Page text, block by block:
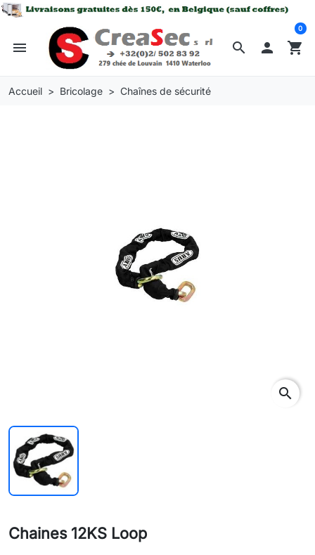
search
menu  shopping_cart
0
Accueil Bricolage Chaînes de sécurité
search
Chaines 12KS Loop